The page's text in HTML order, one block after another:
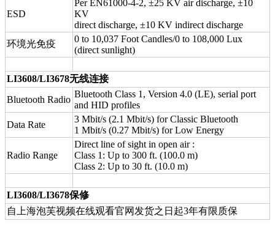
ESD
Per EN61000-4-2, ±25 KV air discharge, ±10
KV
direct discharge, ±10 KV indirect discharge
环境光免疫
0 to 10,037 Foot Candles/0 to 108,000 Lux
(direct sunlight)
LI3608/LI3678无线连接
Bluetooth Radio
Bluetooth Class 1, Version 4.0 (LE), serial port
and HID profiles
Data Rate
3 Mbit/s (2.1 Mbit/s) for Classic Bluetooth
1 Mbit/s (0.27 Mbit/s) for Low Energy
Radio Range
Direct line of sight in open air :
Class 1: Up to 300 ft. (100.0 m)
Class 2: Up to 30 ft. (10.0 m)
LI3608/LI3678保修
自上海泡芙视频在线观看官网发货之日起3年有限质保